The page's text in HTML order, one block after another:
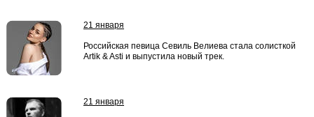
21 января
Российская певица Севиль Велиева стала солисткой
Artik & Asti и выпустила новый трек.
21 января